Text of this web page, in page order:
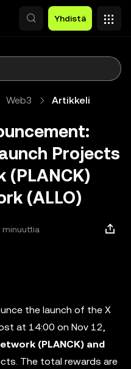
Yhdistä
Web3 Artikkeli
Projects
(PLANCK)
(ALLO)
minuuttia
the launch of the X
at 14:00 on Nov 12,
(PLANCK) and
The total rewards are